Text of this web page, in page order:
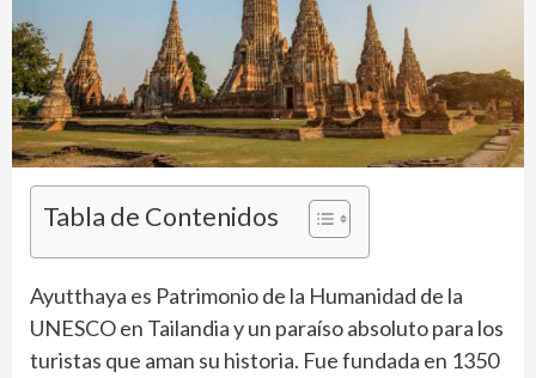
Tabla de Contenidos
Ayutthaya es Patrimonio de la Humanidad de la
UNESCO en Tailandia y un paraíso absoluto para los
turistas que aman su historia. Fue fundada en 1350